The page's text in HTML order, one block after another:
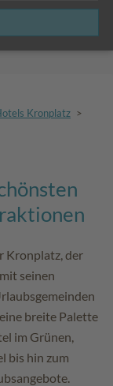
Kronplatz >
Kronplatz, der
seinen
breite Palette
im Grünen,
bis hin zum